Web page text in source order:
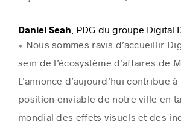
Daniel Seah , PDG du groupe Digital
« Nous sommes ravis d’accueillir
sein de l’écosystème d’affaires de
L’annonce d’aujourd’hui contribue
position enviable de notre ville en
mondial des effets visuels et des